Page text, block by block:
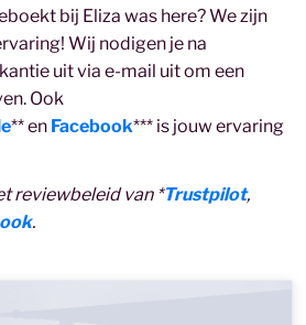
bij Eliza was here? We zijn
Wij nodigen je na
uit via e-mail uit om een
Ook
** en Facebook*** is jouw ervaring
reviewbeleid van *Trustpilot,
.